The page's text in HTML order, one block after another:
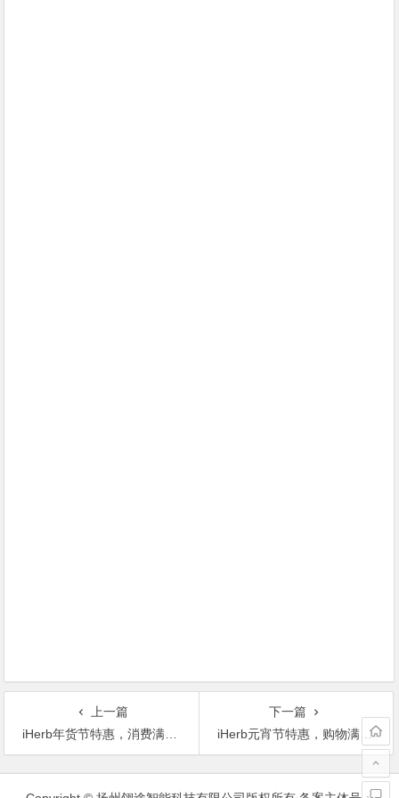
上一篇
iHerb年货节特惠，消费满48美元立减15%，消费满68美元则立减25%
下一篇
iHerb元宵节特惠，购物满60美元立享85折，购物满80美元立享75折
文